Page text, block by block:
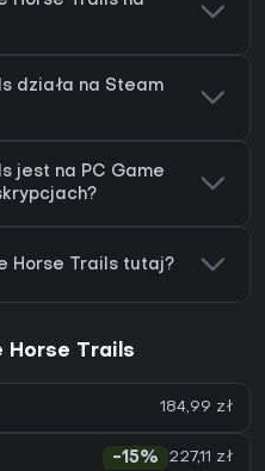
działa na Steam
jest na PC Game
Horse Trails tutaj?
Horse Trails
184,99 zł
-15% 227,11 zł